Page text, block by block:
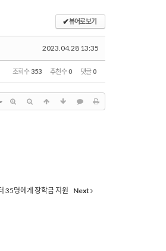
✔뷰어로 보기
2023.04.28 13:35
조회 수353 추천 수0 댓글0
35명에게 장학금 지원 Next